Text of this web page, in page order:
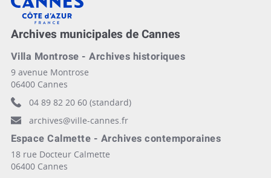
Archives municipales de Cannes
Villa Montrose - Archives historiques
9 avenue Montrose
06400 Cannes
04 89 82 20 60 (standard)
archives@ville-cannes.fr
Espace Calmette - Archives contemporaines
18 rue Docteur Calmette
06400 Cannes